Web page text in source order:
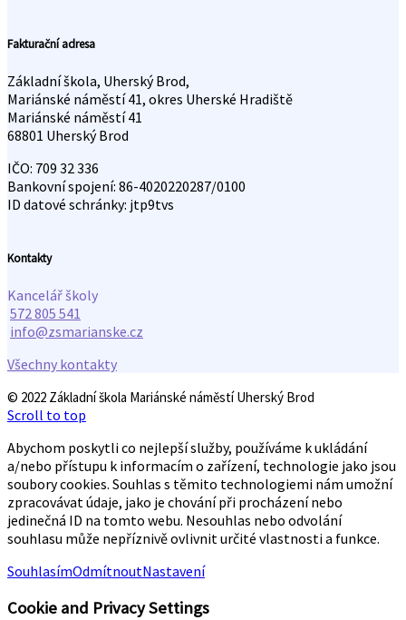
Fakturační adresa
Základní škola, Uherský Brod,
Mariánské náměstí 41, okres Uherské Hradiště
Mariánské náměstí 41
68801 Uherský Brod
IČO: 709 32 336
Bankovní spojení: 86-4020220287/0100
ID datové schránky: jtp9tvs
Kontakty
Kancelář školy
572 805 541
info@zsmarianske.cz
Všechny kontakty
© 2022 Základní škola Mariánské náměstí Uherský Brod
Scroll to top
Abychom poskytli co nejlepší služby, používáme k ukládání
a/nebo přístupu k informacím o zařízení, technologie jako jsou
soubory cookies. Souhlas s těmito technologiemi nám umožní
zpracovávat údaje, jako je chování při procházení nebo
jedinečná ID na tomto webu. Nesouhlas nebo odvolání
souhlasu může nepříznivě ovlivnit určité vlastnosti a funkce.
SouhlasímOdmítnoutNastavení
Cookie and Privacy Settings